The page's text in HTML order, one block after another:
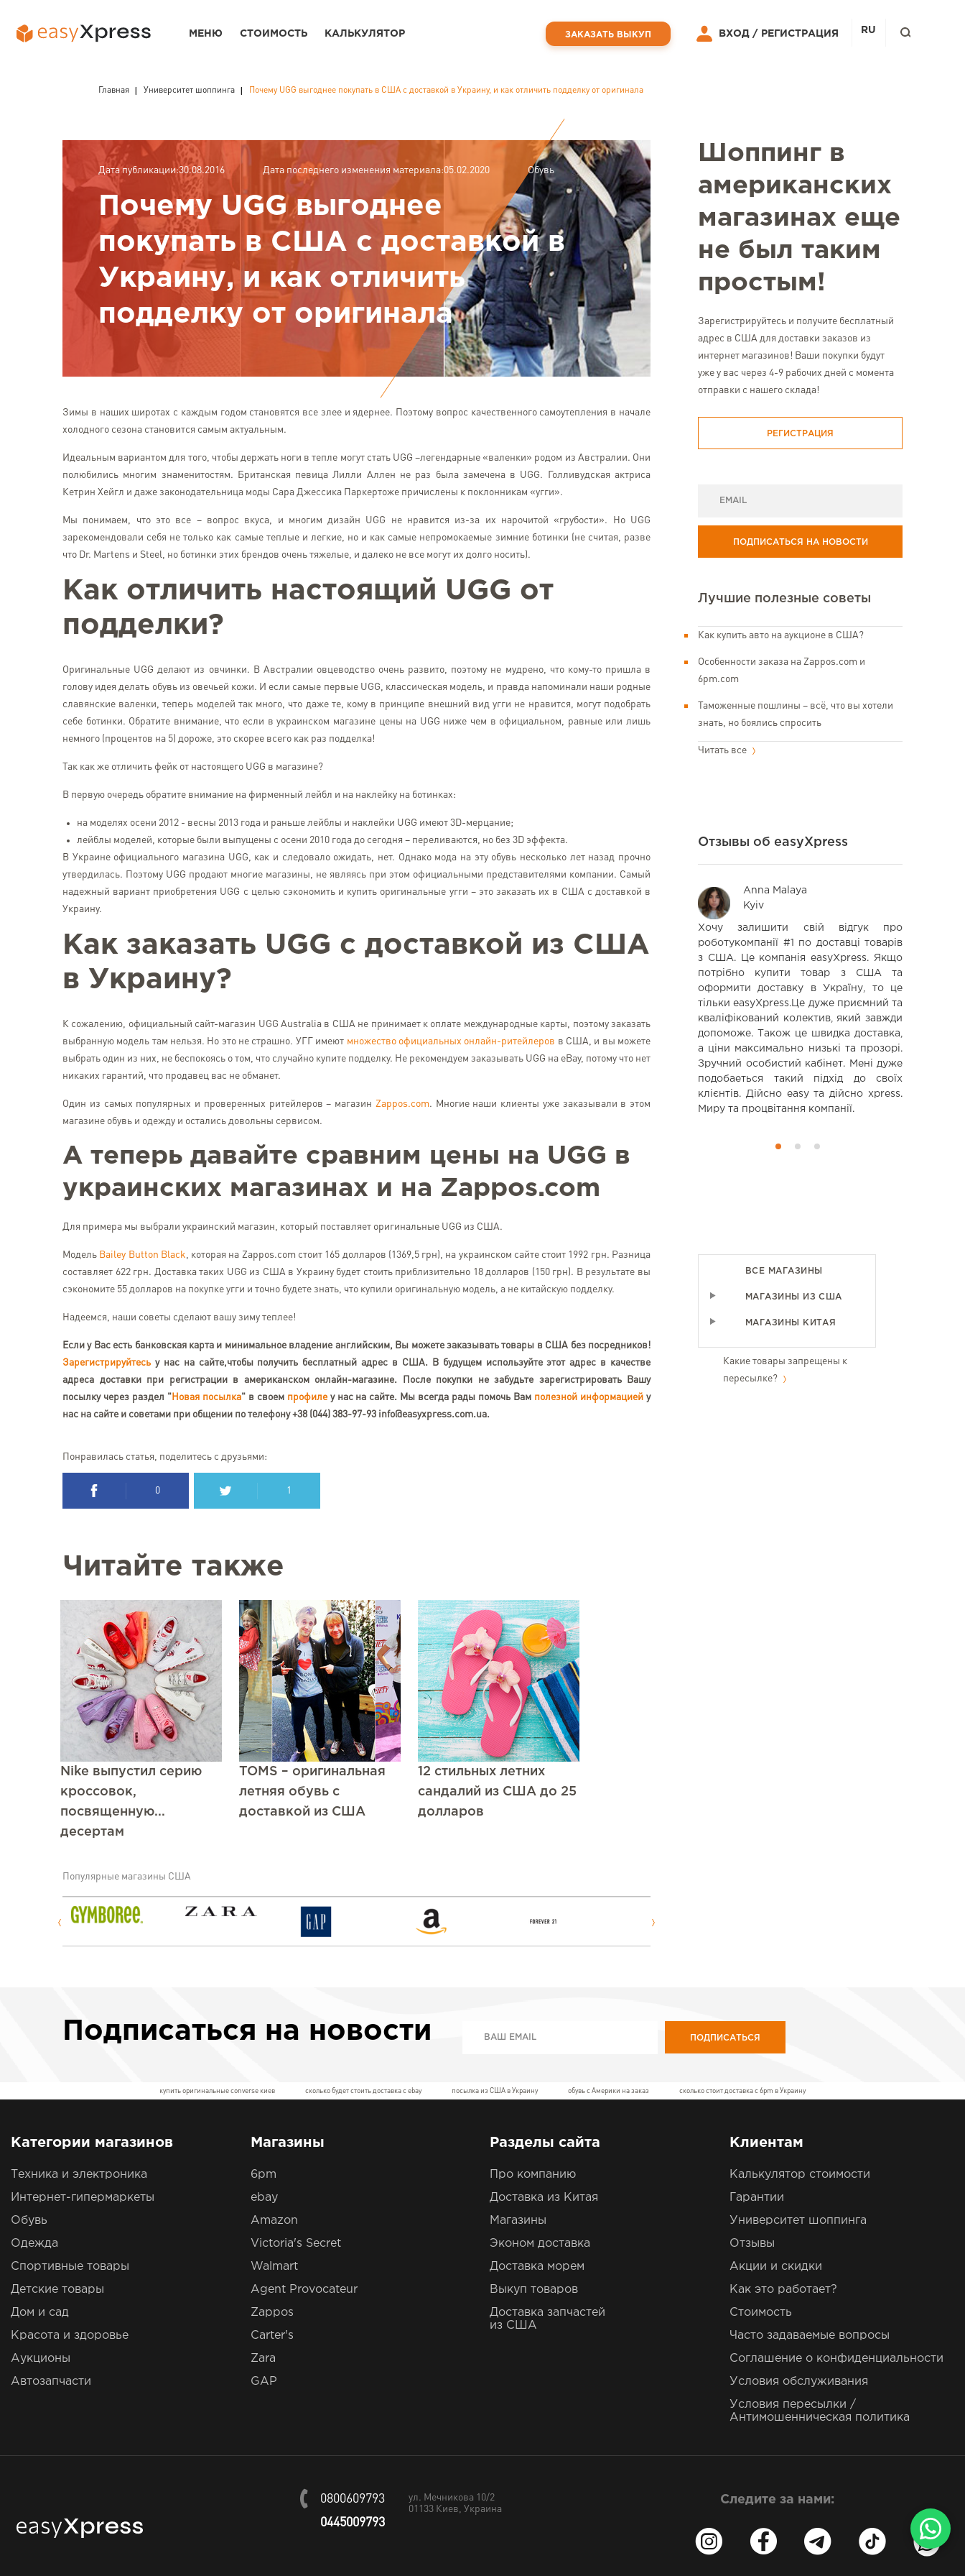
Главная Университет шоппинга Почему UGG выгоднее покупать в США с доставкой в Украину, и как отличить подделку от оригинала
Дата публикации:30.08.2016 Дата последнего изменения материала:05.02.2020 Обувь
Почему UGG выгоднее
покупать в США с доставкой в
Украину, и как отличить
подделку от оригинала
Зимы в наших широтах с каждым годом становятся все злее и ядернее. Поэтому вопрос качественного самоутепления в начале
холодного сезона становится самым актуальным.
Идеальным вариантом для того, чтобы держать ноги в тепле могут стать UGG –легендарные «валенки» родом из Австралии. Они
полюбились многим знаменитостям. Британская певица Лилли Аллен не раз была замечена в UGG. Голливудская актриса
Кетрин Хейгл и даже законодательница моды Сара Джессика Паркертоже причислены к поклонникам «угги».
Мы понимаем, что это все – вопрос вкуса, и многим дизайн UGG не нравится из-за их нарочитой «грубости». Но UGG
зарекомендовали себя не только как самые теплые и легкие, но и как самые непромокаемые зимние ботинки (не считая, разве
что Dr. Martens и Steel, но ботинки этих брендов очень тяжелые, и далеко не все могут их долго носить).
Как отличить настоящий UGG от
подделки?
Оригинальные UGG делают из овчинки. В Австралии овцеводство очень развито, поэтому не мудрено, что кому-то пришла в
голову идея делать обувь из овечьей кожи. И если самые первые UGG, классическая модель, и правда напоминали наши родные
славянские валенки, теперь моделей так много, что даже те, кому в принципе внешний вид угги не нравится, могут подобрать
себе ботинки. Обратите внимание, что если в украинском магазине цены на UGG ниже чем в официальном, равные или лишь
немного (процентов на 5) дороже, это скорее всего как раз подделка!
Так как же отличить фейк от настоящего UGG в магазине?
В первую очередь обратите внимание на фирменный лейбл и на наклейку на ботинках:
на моделях осени 2012 - весны 2013 года и раньше лейблы и наклейки UGG имеют 3D-мерцание;
лейблы моделей, которые были выпущены с осени 2010 года до сегодня – переливаются, но без 3D эффекта.
В Украине официального магазина UGG, как и следовало ожидать, нет. Однако мода на эту обувь несколько лет назад прочно
утвердилась. Поэтому UGG продают многие магазины, не являясь при этом официальными представителями компании. Самый
надежный вариант приобретения UGG с целью сэкономить и купить оригинальные угги – это заказать их в США с доставкой в
Украину.
Как заказать UGG с доставкой из США
в Украину?
К сожалению, официальный сайт-магазин UGG Australia в США не принимает к оплате международные карты, поэтому заказать
выбранную модель там нельзя. Но это не страшно. УГГ имеют множество официальных онлайн-ритейлеров в США, и вы можете
выбрать один из них, не беспокоясь о том, что случайно купите подделку. Не рекомендуем заказывать UGG на eBay, потому что нет
никаких гарантий, что продавец вас не обманет.
Один из самых популярных и проверенных ритейлеров – магазин Zappos.com. Многие наши клиенты уже заказывали в этом
магазине обувь и одежду и остались довольны сервисом.
А теперь давайте сравним цены на UGG в
украинских магазинах и на Zappos.com
Для примера мы выбрали украинский магазин, который поставляет оригинальные UGG из США.
Модель Bailey Button Black, которая на Zappos.com стоит 165 долларов (1369,5 грн), на украинском сайте стоит 1992 грн. Разница
составляет 622 грн. Доставка таких UGG из США в Украину будет стоить приблизительно 18 долларов (150 грн). В результате вы
сэкономите 55 долларов на покупке угги и точно будете знать, что купили оригинальную модель, а не китайскую подделку.
Надеемся, наши советы сделают вашу зиму теплее!
Если у Вас есть банковская карта и минимальное владение английским, Вы можете заказывать товары в США без посредников!
Зарегистрируйтесь у нас на сайте,чтобы получить бесплатный адрес в США. В будущем используйте этот адрес в качестве
адреса доставки при регистрации в американском онлайн-магазине. После покупки не забудьте зарегистрировать Вашу
посылку через раздел "Новая посылка" в своем профилеу нас на сайте. Мы всегда рады помочь Вам полезной информацией у
нас на сайте и советами при общении по телефону +38 (044) 383-97-93 info@easyxpress.com.ua.
Понравилась статья, поделитесь с друзьями:
0 1
Читайте также
Nike выпустил серию
кроссовок,
посвященную...
десертам
TOMS – оригинальная
летняя обувь с
доставкой из США
12 стильных летних
сандалий из США до 25
долларов
Популярные магазины США
Шоппинг в
американских
магазинах еще
не был таким
простым!
Зарегистрируйтесь и получите бесплатный
адрес в США для доставки заказов из
интернет магазинов! Ваши покупки будут
уже у вас через 4-9 рабочих дней с момента
отправки с нашего склада!
РЕГИСТРАЦИЯ
ПОДПИСАТЬСЯ НА НОВОСТИ
Лучшие полезные советы
Как купить авто на аукционе в США?
Особенности заказа на Zappos.com и
6pm.com
Таможенные пошлины – всё, что вы хотели
знать, но боялись спросить
Читать все
Отзывы об easyXpress
Лілія Кузьменко
надійно. Бажаю, щоб усім так швидко
Anna Malaya
Kyiv
Хочу залишити свій відгук про
роботукомпанії #1 по доставці товарів
з США. Це компанія easyXpress. Якщо
потрібно купити товар з США та
оформити доставку в Україну, то це
тільки easyXpress.Це дуже приємний та
кваліфікований колектив, який завжди
допоможе. Також це швидка доставка,
а ціни максимально низькі та прозорі.
Зручний особистий кабінет. Мені дуже
подобаеться такий підхід до своїх
клієнтів. Дійсно еаsy та дійсно xpress.
Миру та процвітання компанії.
ВСЕ МАГАЗИНЫ
МАГАЗИНЫ ИЗ США
МАГАЗИНЫ КИТАЯ
Какие товары запрещены к
пересылке?
Подписаться на новости ПОДПИСАТЬСЯ
МЕНЮ СТОИМОСТЬ КАЛЬКУЛЯТОР ЗАКАЗАТЬ ВЫКУП ВХОД / РЕГИСТРАЦИЯ RU
купить оригинальные converse киев сколько будет стоить доставка с ebay посылка из США в Украину обувь с Америки на заказ сколько стоит доставка с 6pm в Украину
Категории магазинов
Техника и электроника
Интернет-гипермаркеты
Обувь
Одежда
Спортивные товары
Детские товары
Дом и сад
Красота и здоровье
Аукционы
Автозапчасти
Магазины
6pm
ebay
Amazon
Victoria's Secret
Walmart
Agent Provocateur
Zappos
Carter's
Zara
GAP
Разделы сайта
Про компанию
Доставка из Китая
Магазины
Эконом доставка
Доставка морем
Выкуп товаров
Доставка запчастей
из США
Клиентам
Калькулятор стоимости
Гарантии
Университет шоппинга
Отзывы
Акции и скидки
Как это работает?
Стоимость
Часто задаваемые вопросы
Соглашение о конфиденциальности
Условия обслуживания
Условия пересылки /
Антимошенническая политика
0800609793
0445009793
ул. Мечникова 10/2
01133 Киев, Украина
Следите за нами: